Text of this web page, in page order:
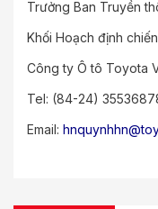
Trưởng Ban Truyền
Khối Hoạch định
Công ty Ô tô Toyota
Tel: (84-24)
Email: